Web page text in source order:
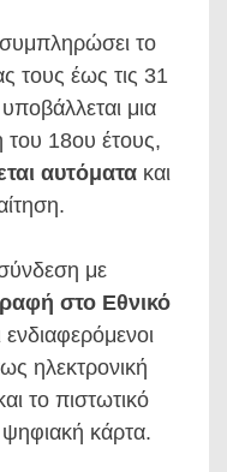
συμπληρώσει το
τους έως τις 31
μια
18ου έτους,
αυτόματα και
με
στο Εθνικό
ενδιαφερόμενοι
ηλεκτρονική
το πιστωτικό
κάρτα.